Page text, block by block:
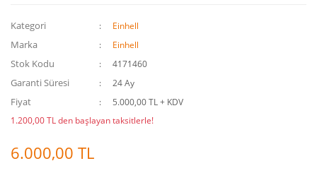
Kategori Einhell
Marka Einhell
Stok Kodu 4171460
Garanti Süresi 24 Ay
Fiyat
5.000,00 TL + KDV
1.200,00 TL den başlayan taksitlerle!
6.000,00 TL